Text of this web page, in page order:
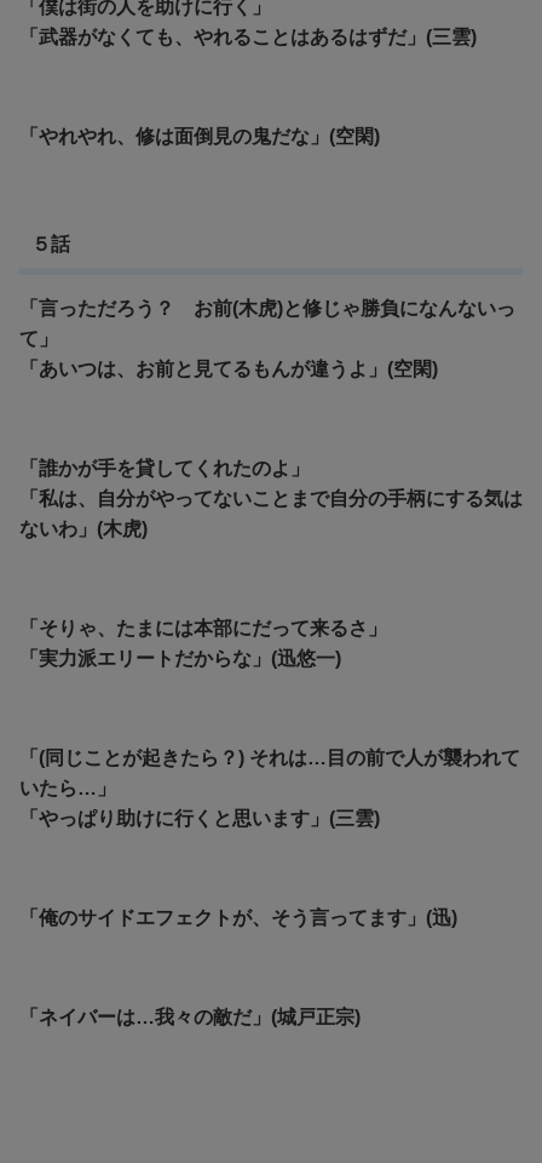
「僕は街の人を助けに行く」
「武器がなくても、やれることはあるはずだ」(三雲)
「やれやれ、修は面倒見の鬼だな」(空閑)
５話
「言っただろう？ お前(木虎)と修じゃ勝負になんないっ
て」
「あいつは、お前と見てるもんが違うよ」(空閑)
「誰かが手を貸してくれたのよ」
「私は、自分がやってないことまで自分の手柄にする気は
ないわ」(木虎)
「そりゃ、たまには本部にだって来るさ」
「実力派エリートだからな」(迅悠一)
「(同じことが起きたら？) それは…目の前で人が襲われて
いたら…」
「やっぱり助けに行くと思います」(三雲)
「俺のサイドエフェクトが、そう言ってます」(迅)
「ネイバーは…我々の敵だ」(城戸正宗)